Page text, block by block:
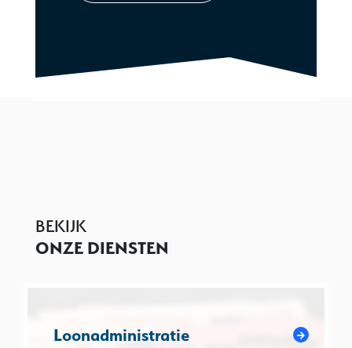
BEKIJK
ONZE DIENSTEN
Loonadministratie